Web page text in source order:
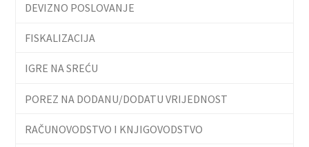
DEVIZNO POSLOVANJE
FISKALIZACIJA
IGRE NA SREĆU
POREZ NA DODANU/DODATU VRIJEDNOST
RAČUNOVODSTVO I KNJIGOVODSTVO